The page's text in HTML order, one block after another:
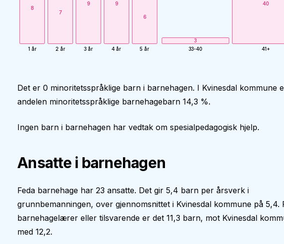
8
1 år
7
2 år
9
3 år
9
4 år
6
5 år
3
33-40
40
41+
Det er 0 minoritetsspråklige barn i barnehagen. I Kvinesdal kommune
andelen minoritetsspråklige barnehagebarn 14,3 %.
Ingen barn i barnehagen har vedtak om spesialpedagogisk hjelp.
Ansatte i barnehagen
Feda barnehage har 23 ansatte. Det gir 5,4 barn per årsverk i
grunnbemanningen, over gjennomsnittet i Kvinesdal kommune på 5,4.
barnehagelærer eller tilsvarende er det 11,3 barn, mot Kvinesdal
med 12,2.